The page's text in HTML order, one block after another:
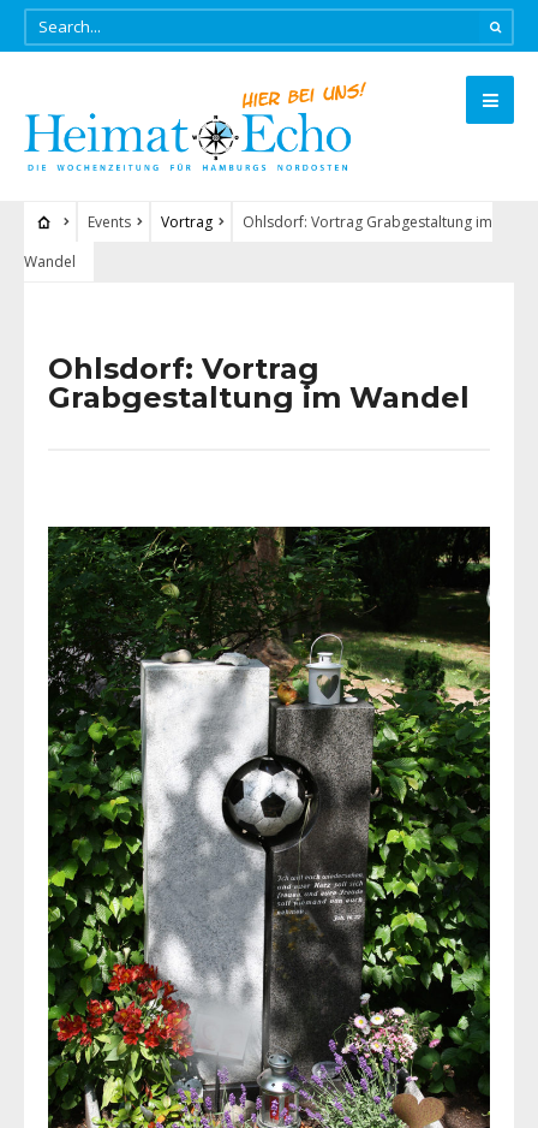
Events Vortrag
Ohlsdorf: Vortrag Grabgestaltung im
Wandel
Ohlsdorf: Vortrag
Grabgestaltung im Wandel